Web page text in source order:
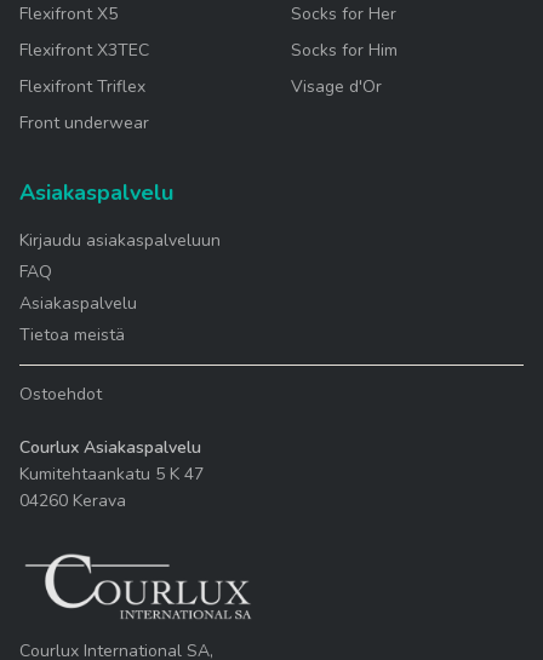
Flexifront X5
Flexifront X3TEC
Flexifront Triflex
Front underwear
Socks for Her
Socks for Him
Visage d'Or
Asiakaspalvelu
Kirjaudu asiakaspalveluun
FAQ
Asiakaspalvelu
Tietoa meistä
Ostoehdot
Courlux Asiakaspalvelu
Kumitehtaankatu 5 K 47
04260 Kerava
Courlux International SA,